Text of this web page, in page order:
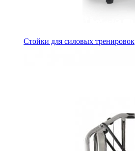
Стойки для силовых тренировок